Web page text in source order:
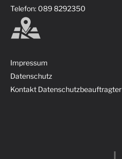
Telefon: 089 8292350
Impressum
Datenschutz
Kontakt Datenschutzbeauftragter